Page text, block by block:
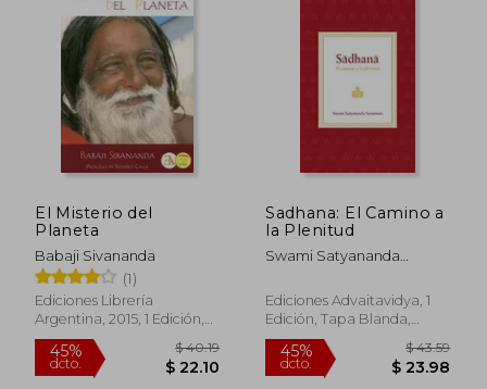
dcto. $ 26.33
El Misterio del
Planeta
Babaji Sivananda
(1)
Ediciones Librería
Argentina, 2015, 1 Edición,
Tapa Blanda, Nuevo
Sadhana: El Camino a
la Plenitud
Swami Satyananda
Ediciones Advaitavidya, 1
Edición, Tapa Blanda,
Nuevo